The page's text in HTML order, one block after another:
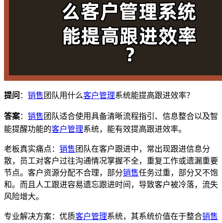
提问 ： 销售 团队用什么客户管理系统能提高跟进效率？
答案： 销售 团队适合使用具备清晰流程指引、信息整合以及智
能提醒功能的客户管理系统，能有效提高跟进效率。
老板真实痛点： 销售 团队在客户跟进中，常出现跟进信息分
散，员工对客户过往沟通情况掌握不全，重复工作或遗漏重要
节点。客户资源分配不合理，部分销售任务过重，部分又不饱
和。而且人工跟进容易遗忘跟进时间，导致客户被冷落，流失
风险增大。
专业解决方案：优质客户管理系统，其系统价值在于整合销售